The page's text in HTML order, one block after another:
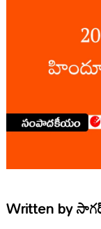
Written by